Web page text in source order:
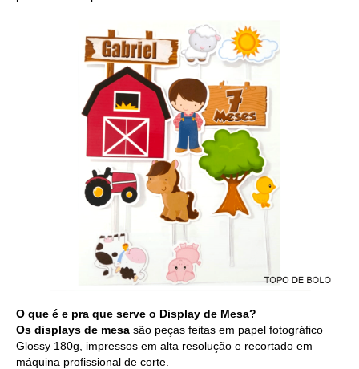
O que é e pra que serve o Display de Mesa?
Os displays de mesa são peças feitas em papel fotográfico
Glossy 180g, impressos em alta resolução e recortado em
máquina profissional de corte.